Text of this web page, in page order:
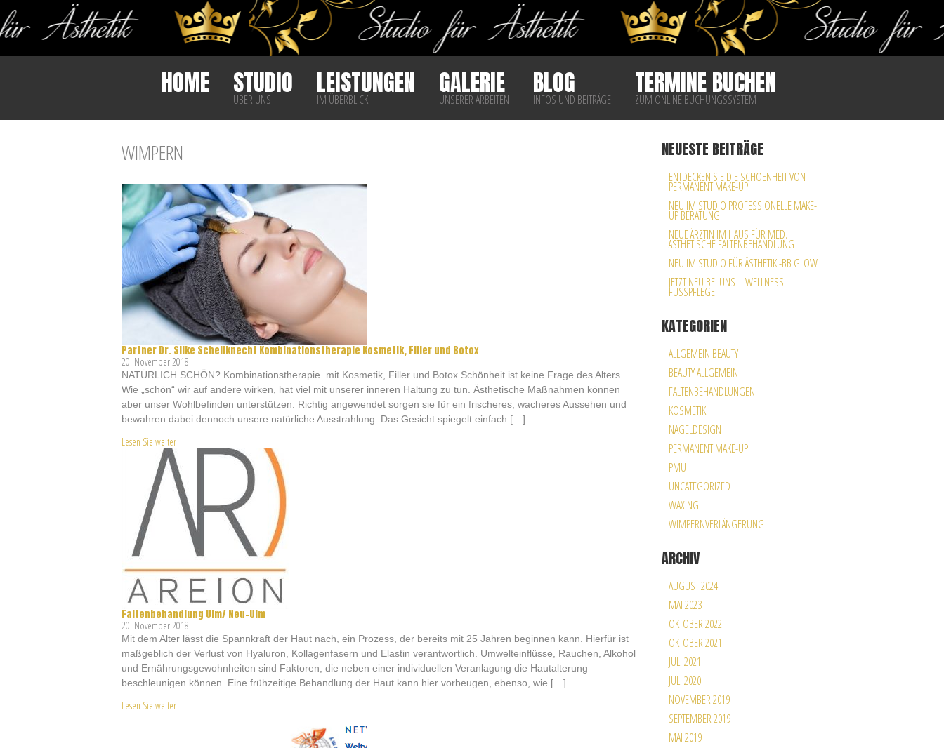
HOME STUDIO
ÜBER UNS LEISTUNGEN
IM ÜBERBLICK GALERIE
UNSERER ARBEITEN BLOG
INFOS UND BEITRÄGE TERMINE BUCHEN
ZUM ONLINE BUCHUNGSSYSTEM
NEUESTE BEITRÄGE
ENTDECKEN SIE DIE SCHOENHEIT VON
PERMANENT MAKE-UP
NEU IM STUDIO PROFESSIONELLE MAKE-
UP BERATUNG
NEUE ÄRZTIN IM HAUS FÜR MED.
ÄSTHETISCHE FALTENBEHANDLUNG
NEU IM STUDIO FÜR ÄSTHETIK -BB GLOW
JETZT NEU BEI UNS – WELLNESS-
FUSSPFLEGE
KATEGORIEN
ALLGEMEIN BEAUTY
BEAUTY ALLGEMEIN
FALTENBEHANDLUNGEN
KOSMETIK
NAGELDESIGN
PERMANENT MAKE-UP
PMU
UNCATEGORIZED
WAXING
WIMPERNVERLÄNGERUNG
ARCHIV
AUGUST 2024
MAI 2023
OKTOBER 2022
OKTOBER 2021
JULI 2021
JULI 2020
NOVEMBER 2019
SEPTEMBER 2019
MAI 2019
WIMPERN
Partner Dr. Silke Schellknecht Kombinationstherapie Kosmetik, Filler und Botox
20. November 2018
NATÜRLICH SCHÖN? Kombinationstherapie mit Kosmetik, Filler und Botox Schönheit ist keine Frage des Alters.
Wie „schön“ wir auf andere wirken, hat viel mit unserer inneren Haltung zu tun. Ästhetische Maßnahmen können
aber unser Wohlbefinden unterstützen. Richtig angewendet sorgen sie für ein frischeres, wacheres Aussehen und
bewahren dabei dennoch unsere natürliche Ausstrahlung. Das Gesicht spiegelt einfach […]
Lesen Sie weiter
Faltenbehandlung Ulm/ Neu-Ulm
20. November 2018
Mit dem Alter lässt die Spannkraft der Haut nach, ein Prozess, der bereits mit 25 Jahren beginnen kann. Hierfür ist
maßgeblich der Verlust von Hyaluron, Kollagenfasern und Elastin verantwortlich. Umwelteinflüsse, Rauchen, Alkohol
und Ernährungsgewohnheiten sind Faktoren, die neben einer individuellen Veranlagung die Hautalterung
beschleunigen können. Eine frühzeitige Behandlung der Haut kann hier vorbeugen, ebenso, wie […]
Lesen Sie weiter